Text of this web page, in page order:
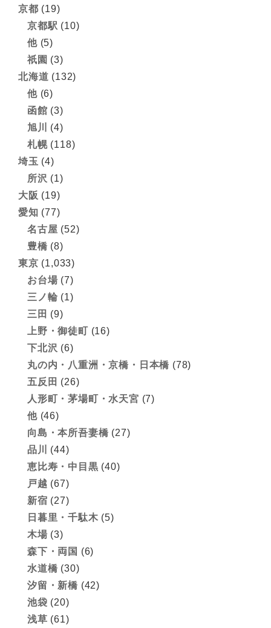
京都 (19)
京都駅 (10)
他(5)
祇園 (3)
北海道 (132)
他(6)
函館 (3)
旭川
(4)
札幌(118)
埼玉 (4)
所沢 (1)
大阪 (19)
愛知 (77)
名古屋 (52)
豊橋 (8)
東京 (1,033)
お台場 (7)
三ノ輪 (1)
三田 (9)
上野・御徒町 (16)
下北沢 (6)
丸の内・八重洲・京橋・日本橋 (78)
五反田 (26)
人形町・茅場町・水天宮 (7)
他(46)
向島・本所吾妻橋 (27)
品川
(44)
恵比寿・中目黒 (40)
戸越 (67)
新宿 (27)
日暮里・千駄木 (5)
木場 (3)
森下・両国 (6)
水道橋 (30)
汐留・新橋 (42)
池袋 (20)
浅草 (61)